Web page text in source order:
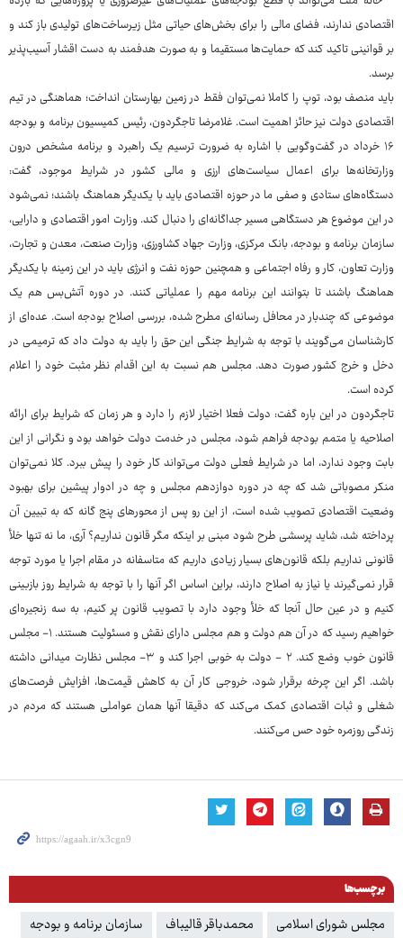
اقتصادی ندارند، فضای مالی را برای بخش‌های حیاتی مثل زیرساخت‌های تولیدی باز کند و
بر قوانینی تاکید کند که حمایت‌ها مستقیما و به صورت هدفمند به دست اقشار آسیب‌پذیر
برسد.
باید منصف بود، توپ را کاملا نمی‌توان فقط در زمین بهارستان انداخت؛ هماهنگی در تیم
اقتصادی دولت نیز حائز اهمیت است. غلامرضا تاجگردون، رئیس کمیسیون برنامه و بودجه
۱۶ خرداد در گفت‌وگویی با اشاره به ضرورت ترسیم یک راهبرد و برنامه مشخص درون
وزارتخانه‌ها برای اعمال سیاست‌های ارزی و مالی کشور در شرایط موجود، گفت:
دستگاه‌های ستادی و صفی ما در حوزه اقتصادی باید با یکدیگر هماهنگ باشند؛ نمی‌شود
در این موضوع هر دستگاهی مسیر جداگانه‌ای را دنبال کند. وزارت امور اقتصادی و دارایی،
سازمان برنامه و بودجه، بانک مرکزی، وزارت جهاد کشاورزی، وزارت صنعت، معدن و تجارت،
وزارت تعاون، کار و رفاه اجتماعی و همچنین حوزه نفت و انرژی باید در این زمینه با یکدیگر
هماهنگ باشند تا بتوانند این برنامه مهم را عملیاتی کنند. در دوره آتش‌بس هم یک
موضوعی که چندبار در محافل رسانه‌ای مطرح شده، بررسی اصلاح بودجه است. عده‌ای از
کارشناسان می‌گویند با توجه به شرایط جنگی این حق را باید به دولت داد که ترمیمی در
دخل و خرج کشور صورت دهد. مجلس هم نسبت به این اقدام نظر مثبت خود را اعلام
کرده است.
تاجگردون در این باره گفت: دولت فعلا اختیار لازم را دارد و هر زمان که شرایط برای ارائه
اصلاحیه یا متمم بودجه فراهم شود، مجلس در خدمت دولت خواهد بود و نگرانی از این
بابت وجود ندارد، اما در شرایط فعلی دولت می‌تواند کار خود را پیش ببرد. کلا نمی‌توان
منکر مصوباتی شد که چه در دوره دوازدهم مجلس و چه در ادوار پیشین برای بهبود
وضعیت اقتصادی تصویب شده است، از این رو پس از محورهای پنج گانه که به تبیین آن
پرداخته شد، شاید پرسشی طرح شود مبنی بر اینکه مگر قانون نداریم؟ آری، ما نه تنها خلأ
قانونی نداریم بلکه قانون‌های بسیار زیادی داریم که متاسفانه در مقام اجرا یا مورد توجه
قرار نمی‌گیرند یا نیاز به اصلاح دارند، براین اساس اگر آنها را با توجه به شرایط روز بازبینی
کنیم و در عین حال آنجا که خلأ وجود دارد با تصویب قانون پر کنیم، به سه زنجیره‌ای
خواهیم رسید که در آن هم دولت و هم مجلس دارای نقش و مسئولیت هستند. ۱- مجلس
قانون خوب وضع کند. ۲ - دولت به خوبی اجرا کند و ۳- مجلس نظارت میدانی داشته
باشد. اگر این چرخه برقرار شود، خروجی کار آن به کاهش قیمت‌ها، افزایش فرصت‌های
شغلی و ثبات اقتصادی کمک می‌کند که دقیقا آنها همان عواملی هستند که مردم در
زندگی روزمره خود حس می‌کنند.
برچسب‌ها
مجلس شورای اسلامی محمدباقر قالیباف
سازمان برنامه و بودجه